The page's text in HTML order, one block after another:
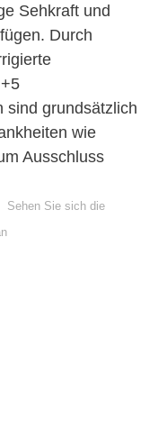
Sehkraft und
Durch
sind grundsätzlich
wie
Ausschluss
Sehen Sie sich die